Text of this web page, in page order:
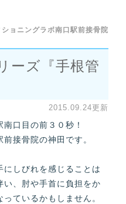
ショニングラボ南口駅前接骨院
ーズ『手根管
2015.09.24更新
口目の前３０秒！
接骨院の神田です。
にしびれを感じることは
い、肘や手首に負担をか
ているかもしません。